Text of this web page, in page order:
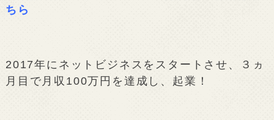
ちら
2017年にネットビジネスをスタートさせ、３ヵ
月目で月収100万円を達成し、起業！